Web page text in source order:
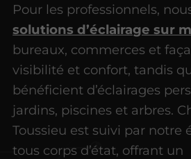
Pour les professionnels,
solutions d’éclairage sur
bureaux, commerces et
visibilité et confort, tandis
bénéficient d’éclairages
jardins, piscines et arbres.
Toussieu est suivi par notre
tous corps d’état, offrant un